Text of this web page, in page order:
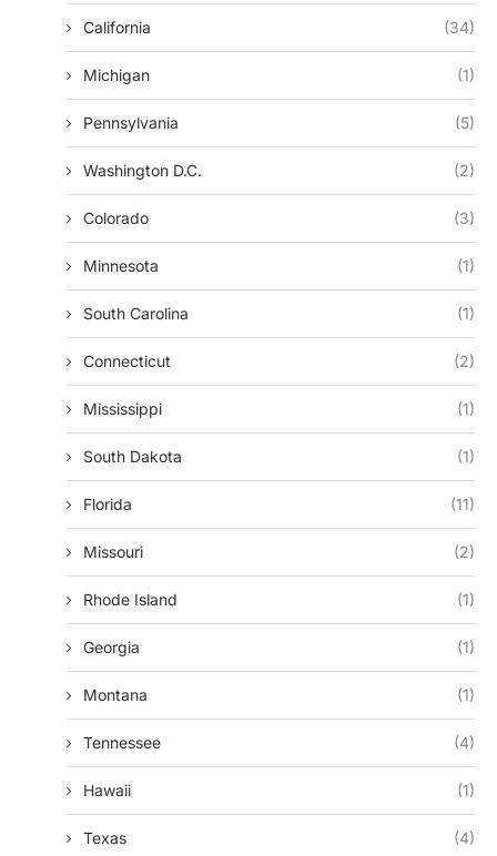
California (34)
Michigan (1)
Pennsylvania (5)
Washington D.c. (2)
Colorado (3)
Minnesota (1)
South Carolina (1)
Connecticut (2)
Mississippi (1)
South Dakota (1)
Florida (11)
Missouri (2)
Rhode Island (1)
Georgia (1)
Montana (1)
Tennessee (4)
Hawaii (1)
Texas (4)